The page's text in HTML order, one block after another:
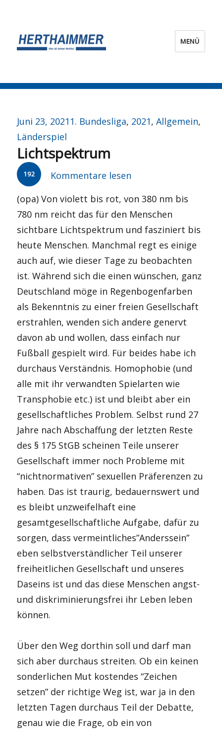
MENÜ
Veröffentlicht
am
Juni 23, 2021 Kategorien
1. Bundesliga, 2021,Allgemein,
Länderspiel
Lichtspektrum
192
Kommentare lesen
(opa) Von violett bis rot, von 380 nm bis
780 nm reicht das für den Menschen
sichtbare Lichtspektrum und fasziniert bis
heute Menschen. Manchmal regt es einige
auch auf, wie dieser Tage zu beobachten
ist. Während sich die einen wünschen, ganz
Deutschland möge in Regenbogenfarben
als Bekenntnis zu einer freien Gesellschaft
erstrahlen, wenden sich andere genervt
davon ab und wollen, dass einfach nur
Fußball gespielt wird. Für beides habe ich
durchaus Verständnis. Homophobie (und
alle mit ihr verwandten Spielarten wie
Transphobie etc.) ist und bleibt aber ein
gesellschaftliches Problem. Selbst rund 27
Jahre nach Abschaffung der letzten Reste
des § 175 StGB scheinen Teile unserer
Gesellschaft immer noch Probleme mit
“nichtnormativen” sexuellen Präferenzen zu
haben. Das ist traurig, bedauernswert und
es bleibt unzweifelhaft eine
gesamtgesellschaftliche Aufgabe, dafür zu
sorgen, dass vermeintliches”Anderssein”
eben selbstverständlicher Teil unserer
freiheitlichen Gesellschaft und unseres
Daseins ist und das diese Menschen angst-
und diskriminierungsfrei ihr Leben leben
können.
Über den Weg dorthin soll und darf man
sich aber durchaus streiten. Ob ein keinen
sonderlichen Mut kostendes “Zeichen
setzen” der richtige Weg ist, war ja in den
letzten Tagen durchaus Teil der Debatte,
genau wie die Frage, ob ein von